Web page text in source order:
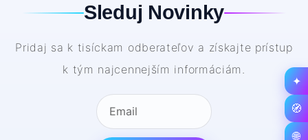
Sleduj Novinky
Pridaj sa k tisíckam odberateľov a získajte prístup
k tým najcennejším informáciám.
✦
🧭
🌐